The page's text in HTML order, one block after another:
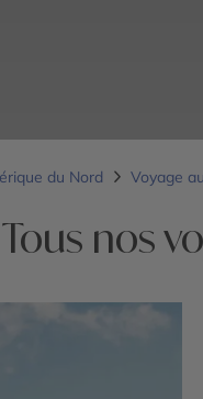
du Nord Voyage
Tous nos